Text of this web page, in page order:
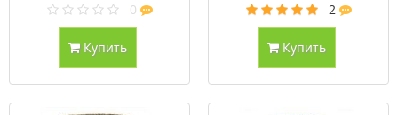
0
Купить
2
Купить